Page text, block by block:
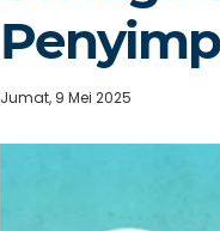
Jumat, 9 Mei 2025